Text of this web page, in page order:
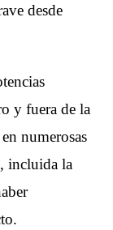
desde
y fuera de la
numerosas
incluida la